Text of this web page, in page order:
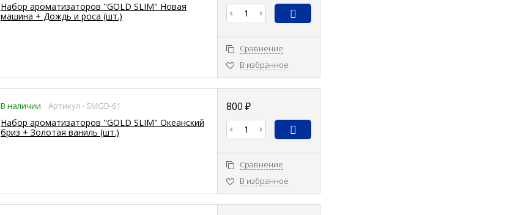
Набор ароматизаторов "GOLD SLIM" Новая
машина + Дождь и роса (шт.)
Сравнение
В избранное
В наличии Артикул - SMGD-61
Набор ароматизаторов "GOLD SLIM" Океанский
бриз + Золотая ваниль (шт.)
800 ₽
Сравнение
В избранное